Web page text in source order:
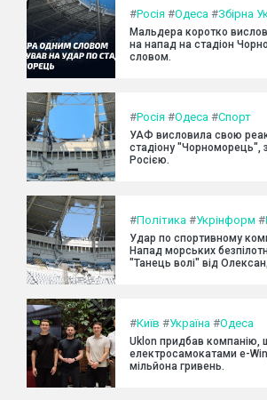
#Росія #Одеса #Збірна
Мальдера коротко
на напад на стадіон
словом.
#Росія #Одеса #Спорт
УАФ висловила свою
стадіону "Чорноморець",
Росією.
#Політика #Укрінформ #
Удар по спортивному
Напад морських
"Танець волі" від
#Київ #Україна #Одеса
Uklon придбав компанію,
електросамокатами e-
мільйона гривень.